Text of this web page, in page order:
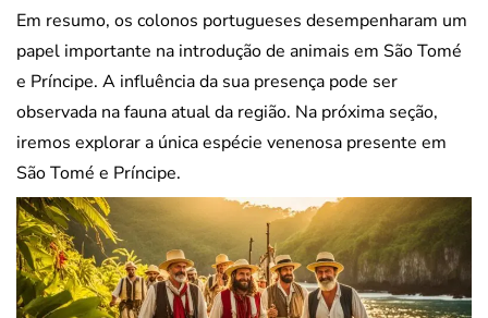
Em resumo, os colonos portugueses desempenharam um
papel importante na introdução de animais em São Tomé
e Príncipe. A influência da sua presença pode ser
observada na fauna atual da região. Na próxima seção,
iremos explorar a única espécie venenosa presente em
São Tomé e Príncipe.